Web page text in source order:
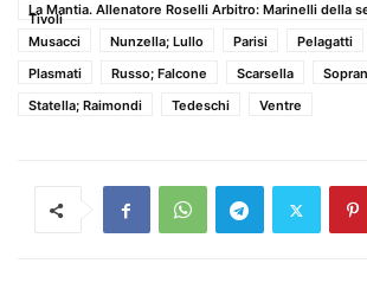
La Mantia. Allenatore Roselli Arbitro: Marinelli della
Tivoli
Musacci
Nunzella; Lullo Parisi Pelagatti
Plasmati
Russo; Falcone Scarsella
Statella; Raimondi
Tedeschi Ventre